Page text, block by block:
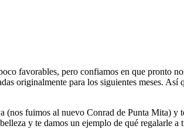
favorables, pero confiamos en que pronto
originalmente para los siguientes meses.
(nos fuimos al nuevo Conrad de Punta Mita)
y te damos un ejemplo de qué regalarle a